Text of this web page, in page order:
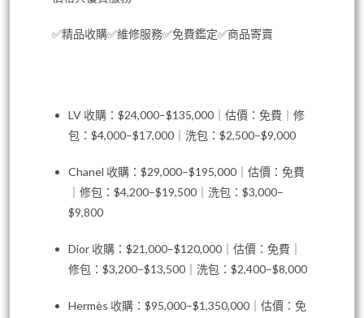
✅精品收購✅維修服務✅免費鑑定✅商品寄賣
LV 收購：$24,000–$135,000｜估價：免費｜修
包：$4,000–$17,000｜洗包：$2,500–$9,000
Chanel 收購：$29,000–$195,000｜估價：免費
｜修包：$4,200–$19,500｜洗包：$3,000–
$9,800
Dior 收購：$21,000–$120,000｜估價：免費｜
修包：$3,200–$13,500｜洗包：$2,400–$8,000
Hermès 收購：$95,000–$1,350,000｜估價：免